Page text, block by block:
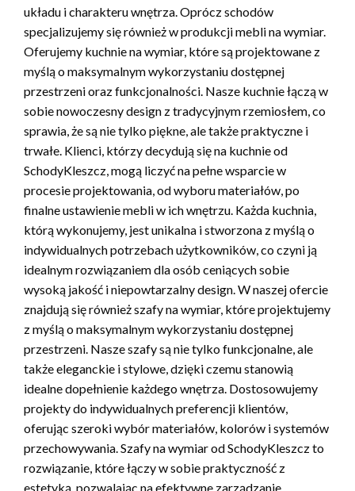
układu i charakteru wnętrza. Oprócz schodów
specjalizujemy się również w produkcji mebli na wymiar.
Oferujemy kuchnie na wymiar, które są projektowane z
myślą o maksymalnym wykorzystaniu dostępnej
przestrzeni oraz funkcjonalności. Nasze kuchnie łączą w
sobie nowoczesny design z tradycyjnym rzemiosłem, co
sprawia, że są nie tylko piękne, ale także praktyczne i
trwałe. Klienci, którzy decydują się na kuchnie od
SchodyKleszcz, mogą liczyć na pełne wsparcie w
procesie projektowania, od wyboru materiałów, po
finalne ustawienie mebli w ich wnętrzu. Każda kuchnia,
którą wykonujemy, jest unikalna i stworzona z myślą o
indywidualnych potrzebach użytkowników, co czyni ją
idealnym rozwiązaniem dla osób ceniących sobie
wysoką jakość i niepowtarzalny design. W naszej ofercie
znajdują się również szafy na wymiar, które projektujemy
z myślą o maksymalnym wykorzystaniu dostępnej
przestrzeni. Nasze szafy są nie tylko funkcjonalne, ale
także eleganckie i stylowe, dzięki czemu stanowią
idealne dopełnienie każdego wnętrza. Dostosowujemy
projekty do indywidualnych preferencji klientów,
oferując szeroki wybór materiałów, kolorów i systemów
przechowywania. Szafy na wymiar od SchodyKleszcz to
rozwiązanie, które łączy w sobie praktyczność z
estetyką, pozwalając na efektywne zarządzanie